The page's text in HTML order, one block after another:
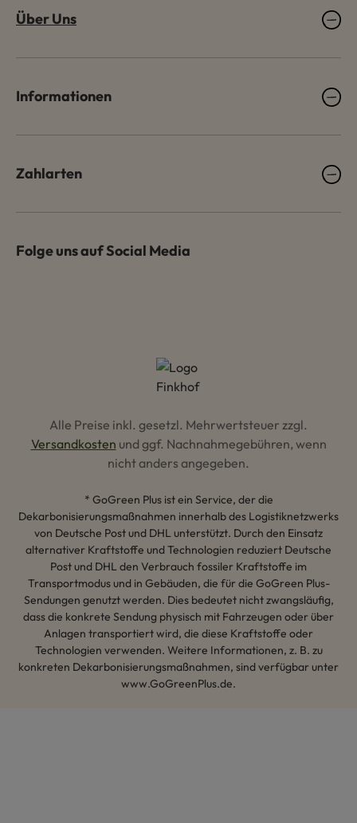
Über Uns
Informationen
Zahlarten
Folge uns auf Social Media
Alle Preise inkl. gesetzl. Mehrwertsteuer zzgl.
Versandkosten und ggf. Nachnahmegebühren, wenn
nicht anders angegeben.
* GoGreen Plus ist ein Service, der die
Dekarbonisierungsmaßnahmen innerhalb des Logistiknetzwerks
von Deutsche Post und DHL unterstützt. Durch den Einsatz
alternativer Kraftstoffe und Technologien reduziert Deutsche
Post und DHL den Verbrauch fossiler Kraftstoffe im
Transportmodus und in Gebäuden, die für die GoGreen Plus-
Sendungen genutzt werden. Dies bedeutet nicht zwangsläufig,
dass die konkrete Sendung physisch mit Fahrzeugen oder über
Anlagen transportiert wird, die diese Kraftstoffe oder
Technologien verwenden. Weitere Informationen, z. B. zu
konkreten Dekarbonisierungsmaßnahmen, sind verfügbar unter
www.GoGreenPlus.de.